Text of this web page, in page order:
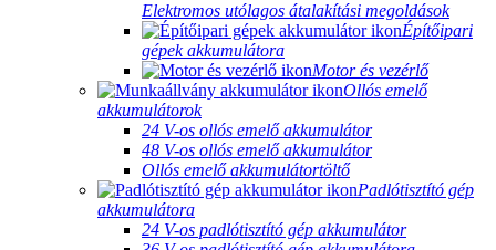
Elektromos utólagos átalakítási megoldások
Építőipari
gépek akkumulátora
Motor és vezérlő
Ollós emelő
akkumulátorok
24 V-os ollós emelő akkumulátor
48 V-os ollós emelő akkumulátor
Ollós emelő akkumulátortöltő
Padlótisztító gép
akkumulátora
24 V-os padlótisztító gép akkumulátor